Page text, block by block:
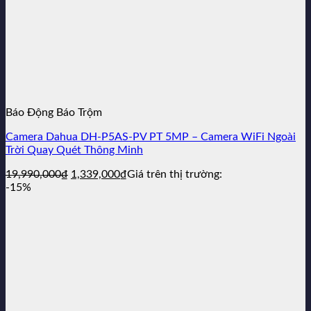
Báo Động Báo Trộm
Camera Dahua DH-P5AS-PV PT 5MP – Camera WiFi Ngoài
Trời Quay Quét Thông Minh
19,990,000₫ Giá
1,339,000₫Giá
Giá trên thị trường:
-15%